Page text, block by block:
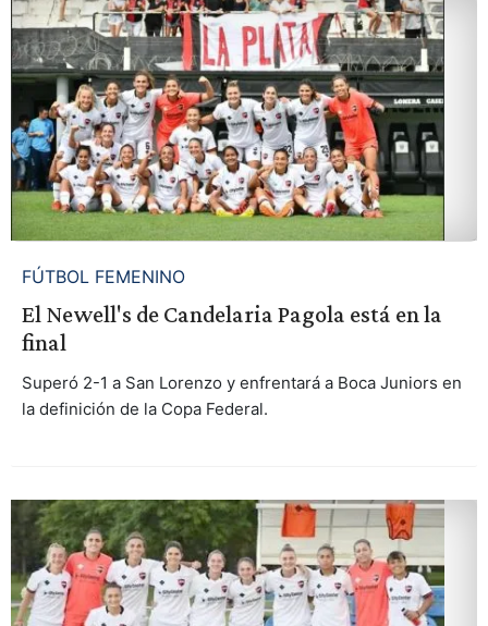
FÚTBOL FEMENINO
El Newell's de Candelaria Pagola está en la
final
Superó 2-1 a San Lorenzo y enfrentará a Boca Juniors en
la definición de la Copa Federal.